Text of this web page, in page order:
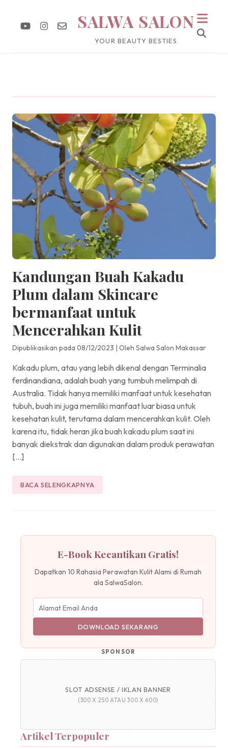
SALWA SALON
YOUR BEAUTY BESTIES
Kandungan Buah Kakadu
Plum dalam Skincare
bermanfaat untuk
Mencerahkan Kulit
Dipublikasikan pada 08/12/2023 | Oleh Salwa Salon Makassar
Kakadu plum, atau yang lebih dikenal dengan Terminalia
ferdinandiana, adalah buah yang tumbuh melimpah di
Australia. Tidak hanya memiliki manfaat untuk kesehatan
tubuh, buah ini juga memiliki manfaat luar biasa untuk
kesehatan kulit, terutama dalam mencerahkan kulit. Oleh
karena itu, tidak heran jika buah kakadu plum saat ini
banyak diekstrak dan digunakan dalam produk perawatan
[…]
BACA SELENGKAPNYA
E-Book Kecantikan Gratis!
Dapatkan 10 Rahasia Perawatan Kulit Alami di Rumah
ala SalwaSalon.
DOWNLOAD SEKARANG
SPONSOR
SLOT ADSENSE / IKLAN BANNER
(300 X 250 ATAU 300 X 600)
Artikel Terpopuler